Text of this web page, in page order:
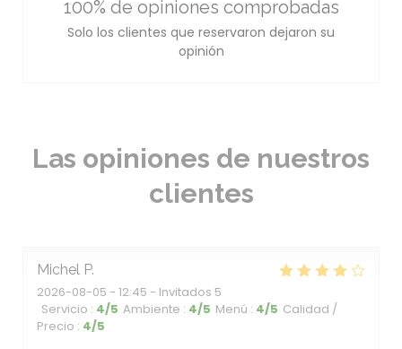
Las opiniones de nuestros
clientes
Michel P
2026-08-05 - 12:45 - Invitados 5
Servicio : 4/5 Ambiente : 4/5 Menú : 4/5 Calidad /
Precio : 4/5
100% de opiniones comprobadas
Solo los clientes que reservaron dejaron su
opinión